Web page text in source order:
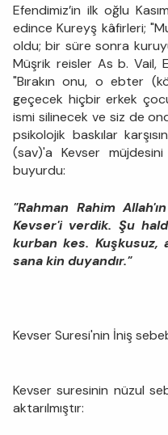
Efendimiz’in ilk oğlu
edince Kureyş kâfirleri;
oldu; bir süre sonra
Müşrik reisler As b. Vail,
"Bırakın onu, o ebter
geçecek hiçbir erkek
ismi silinecek ve siz de
psikolojik baskılar
(sav)'a Kevser
buyurdu:
"Rahman Rahim
Kevser'i verdik. Şu
kurban kes. Kuşkusuz,
sana kin duyandır."
Kevser Suresi'nin İniş
Kevser suresinin nüzul
aktarılmıştır: